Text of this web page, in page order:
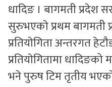
धादिङ । बागमती प्रदेश
सुरुभएकाे प्रथम बागमती
प्रतियाेगिता अन्तरगत
प्रतियाेगितामा
भने पुरुष टिम तृतीय